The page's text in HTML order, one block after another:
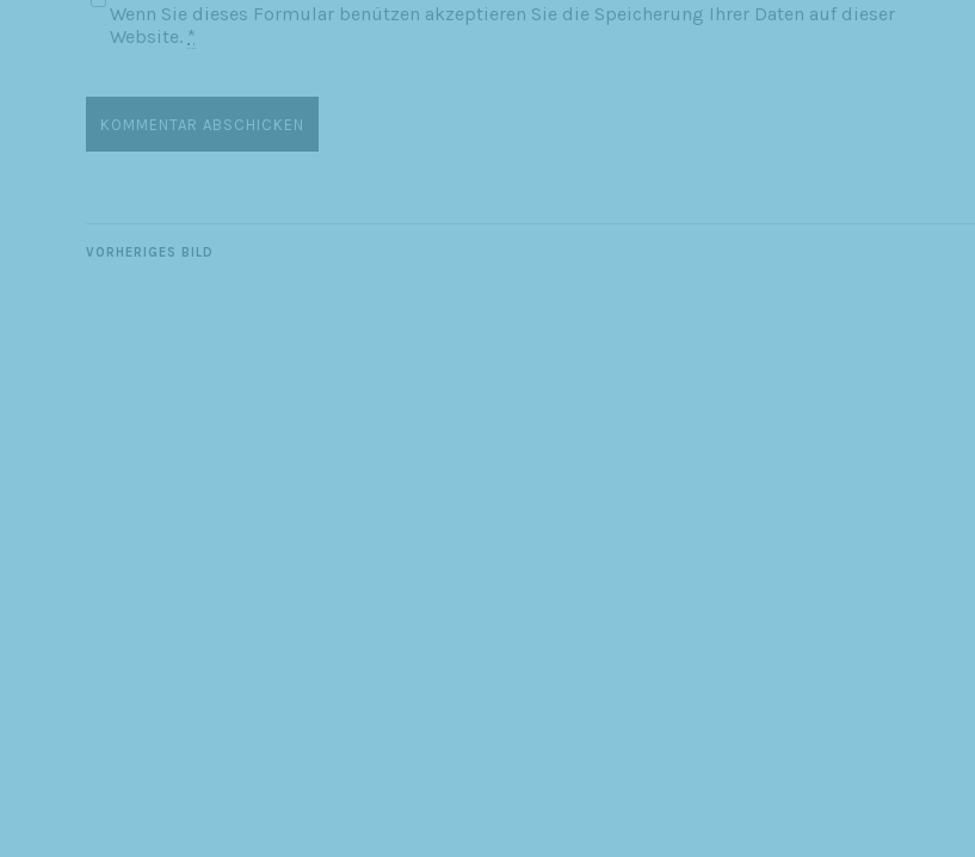
Wenn Sie dieses Formular benützen akzeptieren Sie die Speicherung Ihrer Daten auf dieser
Website. *
VORHERIGES BILD